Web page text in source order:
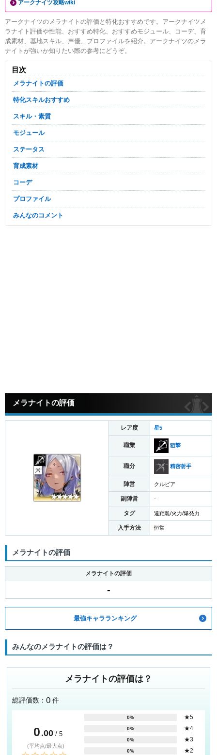
アークナイツ攻略wiki
アークナイツのメラナイトの評価と特化おすすめです。アークナイツメ
ラナイト評価や性能、おすすめ特化、おすすめモジュール、コーデ、育
成素材、基地スキル、声優、プロファイルを紹介。アークナイツのメラ
ナイトが強いか知りたい際の参考にどうぞ。
目次
メラナイトの評価
特化スキルおすすめ
スキル・素質
モジュール
ステータス
育成素材
コーデ
プロファイル
みんなのコメント
メラナイトの評価
レア度 星5
職業 狙撃
職分 精密射手
陣営 クルビア
副陣営 -
タグ 遠距離/火力/爆発力
入手方法 恒常
メラナイトの評価
メラナイトの評価
-
最強キャラランキング
みんなのメラナイトの評価は？
メラナイトの評価は？
総評価数： 0 件
0 .00/ 5
(平均点/最大点)
0% ★5
0% ★4
0% ★3
0% ★2